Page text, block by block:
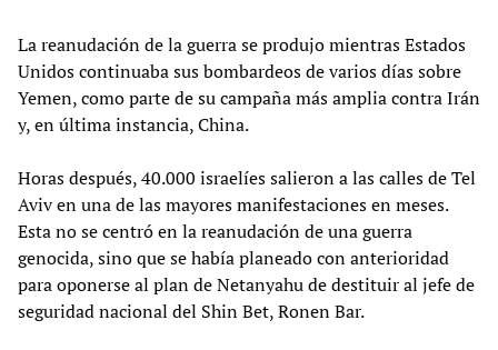
La reanudación de la guerra se produjo mientras Estados
Unidos continuaba sus bombardeos de varios días sobre
Yemen, como parte de su campaña más amplia contra Irán
y, en última instancia, China.
Horas después, 40.000 israelíes salieron a las calles de Tel
Aviv en una de las mayores manifestaciones en meses.
Esta no se centró en la reanudación de una guerra
genocida, sino que se había planeado con anterioridad
para oponerse al plan de Netanyahu de destituir al jefe de
seguridad nacional del Shin Bet, Ronen Bar.